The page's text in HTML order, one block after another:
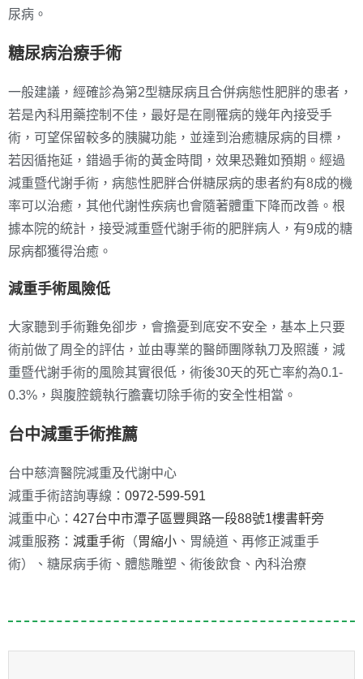
尿病。
糖尿病治療手術
一般建議，經確診為第2型糖尿病且合併病態性肥胖的患者，
若是內科用藥控制不佳，最好是在剛罹病的幾年內接受手
術，可望保留較多的胰臟功能，並達到治癒糖尿病的目標，
若因循拖延，錯過手術的黃金時間，效果恐難如預期。經過
減重暨代謝手術，病態性肥胖合併糖尿病的患者約有8成的機
率可以治癒，其他代謝性疾病也會隨著體重下降而改善。根
據本院的統計，接受減重暨代謝手術的肥胖病人，有9成的糖
尿病都獲得治癒。
減重手術風險低
大家聽到手術難免卻步，會擔憂到底安不安全，基本上只要
術前做了周全的評估，並由專業的醫師團隊執刀及照護，減
重暨代謝手術的風險其實很低，術後30天的死亡率約為0.1-
0.3%，與腹腔鏡執行膽囊切除手術的安全性相當。
台中減重手術推薦
台中慈濟醫院減重及代謝中心
減重手術諮詢專線： 0972-599-591
減重中心： 427台中市潭子區豐興路一段88號1樓書軒旁
減重服務： 減重手術 （胃縮小 、胃繞道、再修正減重手
術）、糖尿病手術、體態雕塑、術後飲食、內科治療